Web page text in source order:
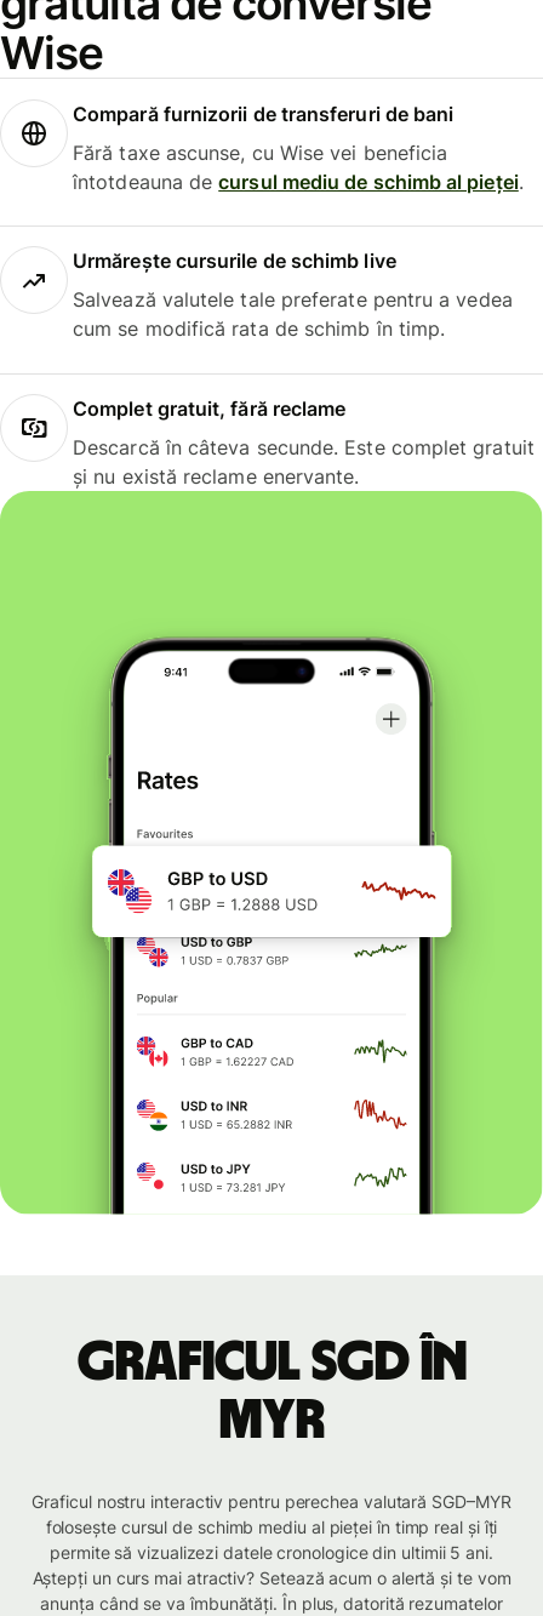
Wise
Compară furnizorii de transferuri de bani
Fără taxe ascunse, cu Wise vei beneficia
întotdeauna decursul mediu de schimb al pieței.
Urmărește cursurile de schimb live
Salvează valutele tale preferate pentru a vedea
cum se modifică rata de schimb în timp.
Complet gratuit, fără reclame
Descarcă în câteva secunde. Este complet gratuit
și nu există reclame enervante.
Graficul SGD în
MYR
Graficul nostru interactiv pentru perechea valutară SGD–MYR
folosește cursul de schimb mediu al pieței în timp real și îți
permite să vizualizezi datele cronologice din ultimii 5 ani.
Aștepți un curs mai atractiv? Setează acum o alertă și te vom
anunța când se va îmbunătăți. În plus, datorită rezumatelor